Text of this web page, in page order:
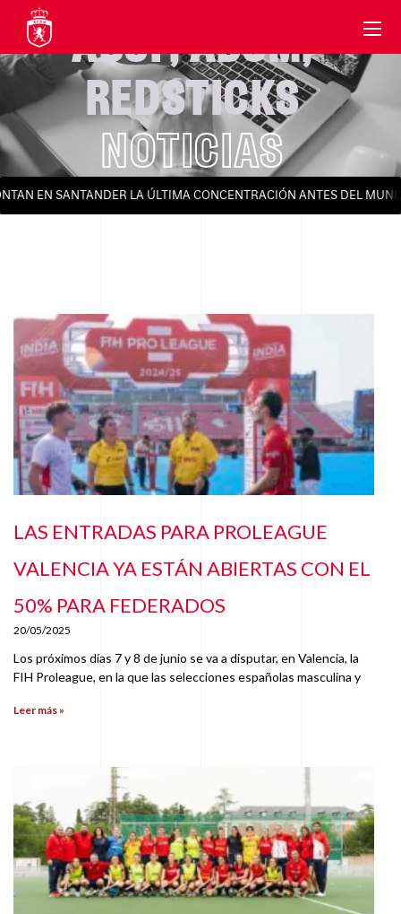
ABSF,ABSM,
REDSTICKS
NOTICIAS
EN SANTANDER LA ÚLTIMA CONCENTRACIÓN ANTES DEL
LAS ENTRADAS PARA PROLEAGUE
VALENCIA YA ESTÁN ABIERTAS CON EL
50% PARA FEDERADOS
20/05/2025
Los próximos días 7 y 8 de junio se va a disputar, en Valencia, la
FIH Proleague, en la que las selecciones españolas masculina y
Leer más »